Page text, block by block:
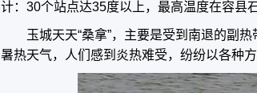
计：30个站点达35度以上，最高温度在容县
玉城天天“桑拿”，主要是受到南退的副
暑热天气，人们感到炎热难受，纷纷以各种方